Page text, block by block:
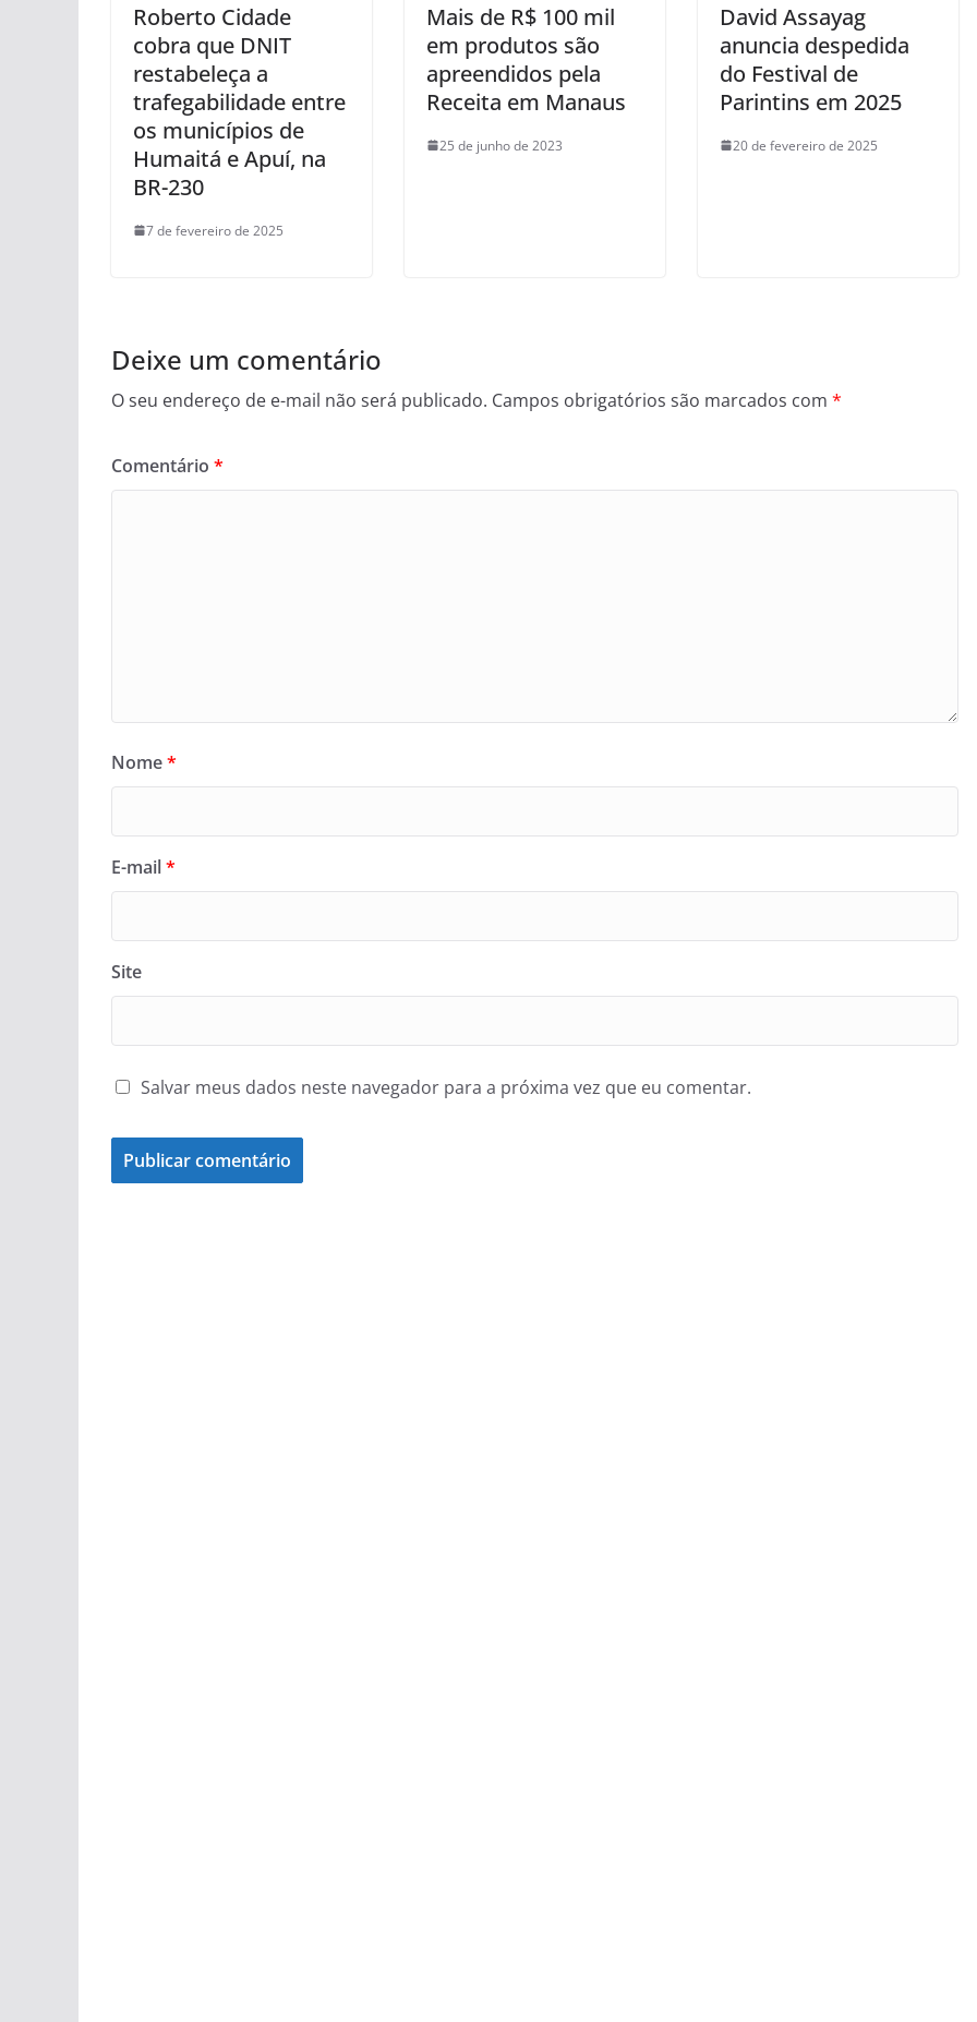
Roberto Cidade
cobra que DNIT
restabeleça a
trafegabilidade entre
os municípios de
Humaitá e Apuí, na
BR-230
7 de fevereiro de 2025
Mais de R$ 100 mil
em produtos são
apreendidos pela
Receita em Manaus
25 de junho de 2023
David Assayag
anuncia despedida
do Festival de
Parintins em 2025
20 de fevereiro de 2025
Deixe um comentário
O seu endereço de e-mail não será publicado. Campos obrigatórios são marcados com *
Comentário *
Nome*
E-mail*
Site
Salvar meus dados neste navegador para a próxima vez que eu comentar.